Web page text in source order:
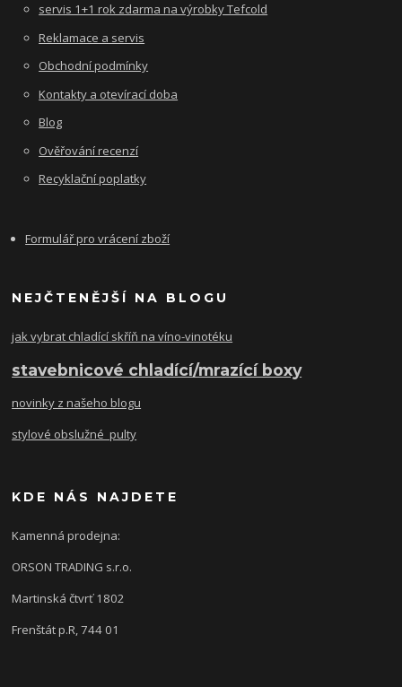
servis 1+1 rok zdarma na výrobky Tefcold
Reklamace a servis
Obchodní podmínky
Kontakty a otevírací doba
Blog
Ověřování recenzí
Recyklační poplatky
Formulář pro vrácení zboží
NEJČTENĚJŠÍ NA BLOGU
jak vybrat chladící skříň na víno-vinotéku
stavebnicové chladící/mrazící boxy
novinky z našeho blogu
stylové obslužné pulty
KDE NÁS NAJDETE
Kamenná prodejna:
ORSON TRADING s.r.o.
Martinská čtvrť 1802
Frenštát p.R, 744 01